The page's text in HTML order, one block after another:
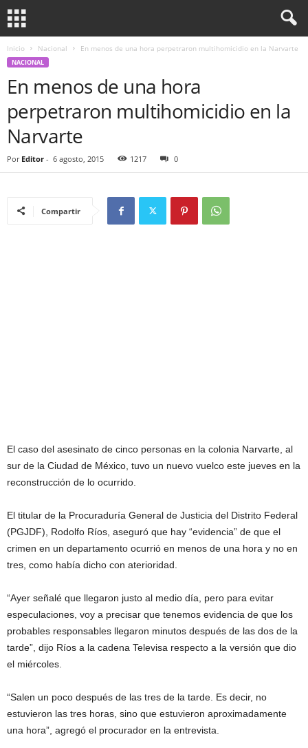
Inicio Nacional En menos de una hora perpetraron multihomicidio en la Narvarte
NACIONAL
En menos de una hora
perpetraron multihomicidio en la
Narvarte
Por Editor - 6 agosto, 2015 1217 0
Compartir
El caso del asesinato de cinco personas en la colonia Narvarte, al
sur de la Ciudad de México, tuvo un nuevo vuelco este jueves en la
reconstrucción de lo ocurrido.
El titular de la Procuraduría General de Justicia del Distrito Federal
(PGJDF), Rodolfo Ríos, aseguró que hay “evidencia” de que el
crimen en un departamento ocurrió en menos de una hora y no en
tres, como había dicho con aterioridad.
“Ayer señalé que llegaron justo al medio día, pero para evitar
especulaciones, voy a precisar que tenemos evidencia de que los
probables responsables llegaron minutos después de las dos de la
tarde”, dijo Ríos a la cadena Televisa respecto a la versión que dio
el miércoles.
“Salen un poco después de las tres de la tarde. Es decir, no
estuvieron las tres horas, sino que estuvieron aproximadamente
una hora”, agregó el procurador en la entrevista.